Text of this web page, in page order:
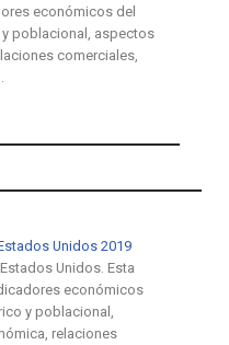
económicos del
poblacional, aspectos
comerciales,
Unidos 2019
Unidos. Esta
económicos
y poblacional,
relaciones